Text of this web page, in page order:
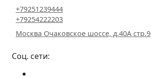
+79251239444
+79254222203
Москва Очаковское шоссе, д.40А стр.9
Соц. сети: